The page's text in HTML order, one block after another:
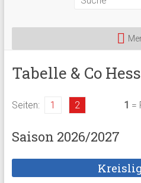
Tabelle & Co
Seiten: 1 2 1 =
Saison 2026/2027